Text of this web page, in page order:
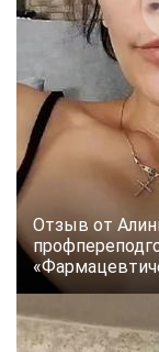
Отзыв от
online
Мессенджеры
Свяжитесь с
Telegram